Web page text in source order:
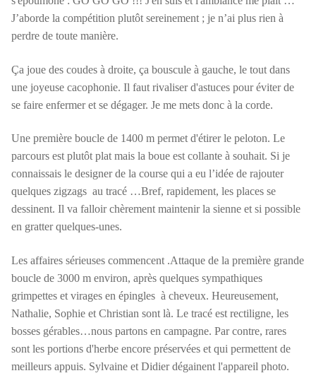
J’aborde la compétition plutôt sereinement ; je n’ai plus rien à
perdre de toute manière.
Ça joue des coudes à droite, ça bouscule à gauche, le tout dans
une joyeuse cacophonie. Il faut rivaliser d'astuces pour éviter de
se faire enfermer et se dégager. Je me mets donc à la corde.
Une première boucle de 1400 m permet d'étirer le peloton. Le
parcours est plutôt plat mais la boue est collante à souhait. Si je
connaissais le designer de la course qui a eu l’idée de rajouter
quelques zigzags au tracé …Bref, rapidement, les places se
dessinent. Il va falloir chèrement maintenir la sienne et si possible
en gratter quelques-unes.
Les affaires sérieuses commencent .Attaque de la première grande
boucle de 3000 m environ, après quelques sympathiques
grimpettes et virages en épingles à cheveux. Heureusement,
Nathalie, Sophie et Christian sont là. Le tracé est rectiligne, les
bosses gérables…nous partons en campagne. Par contre, rares
sont les portions d'herbe encore préservées et qui permettent de
meilleurs appuis. Sylvaine et Didier dégainent l'appareil photo.